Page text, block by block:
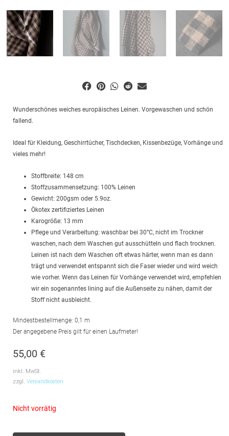
Wunderschönes weiches europäisches Leinen. Vorgewaschen und schön
fallend.
Ideal für Kleidung, Geschirrtücher, Tischdecken, Kissenbezüge, Vorhänge und
vieles mehr!
Stoffbreite: 148 cm
Stoffzusammensetzung: 100% Leinen
Gewicht: 200gsm oder 5.9oz.
Ökotex zertifiziertes Leinen
Karogröße: 13 mm
Pflege und Verarbeitung: waschbar bei 30°C, nicht im Trockner
waschen, nach dem Waschen gut ausschütteln und flach trocknen.
Leinen ist nach dem Waschen oft etwas härter, wenn man es dann
trägt und verwendet entspannt sich die Faser wieder und wird weich
wie vorher. Wenn das Leinen für Vorhänge verwendet wird, empfehlen
wir ein sogenanntes lining auf die Außenseite zu nähen, damit der
Stoff nicht ausbleicht.
Mindestbestellmenge: 0,1 m
Der angegebene Preis gilt für einen Laufmeter!
55,00 €
inkl. MwSt.
zzgl. Versandkosten
Nicht vorrätig